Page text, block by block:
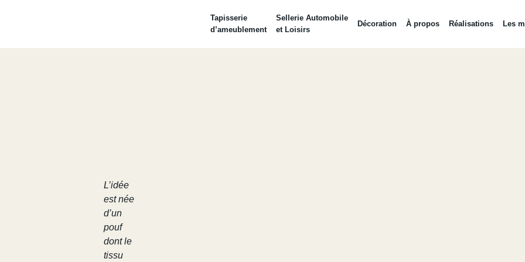
Tapisserie
d’ameublement
Sellerie Automobile
et Loisirs
Décoration À propos Réalisations Les
L’idée
est née
d’un
pouf
dont le
tissu